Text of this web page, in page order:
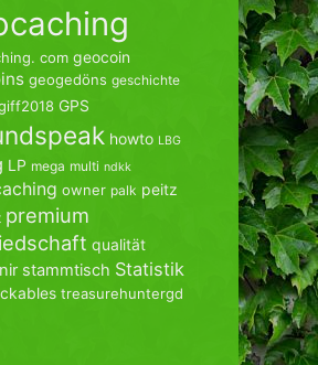
com geocoin
geogedöns geschichte
GPS
howto LBG
LP mega multi ndkk
owner palk peitz
premium
qualität
stammtisch Statistik
treasurehuntergd